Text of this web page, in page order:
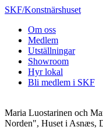
SKF/Konstnärshuset
Om oss
Medlem
Utställningar
Showroom
Hyr lokal
Bli medlem i SKF
Maria Luostarinen och
Norden", Huset i Asnæs,